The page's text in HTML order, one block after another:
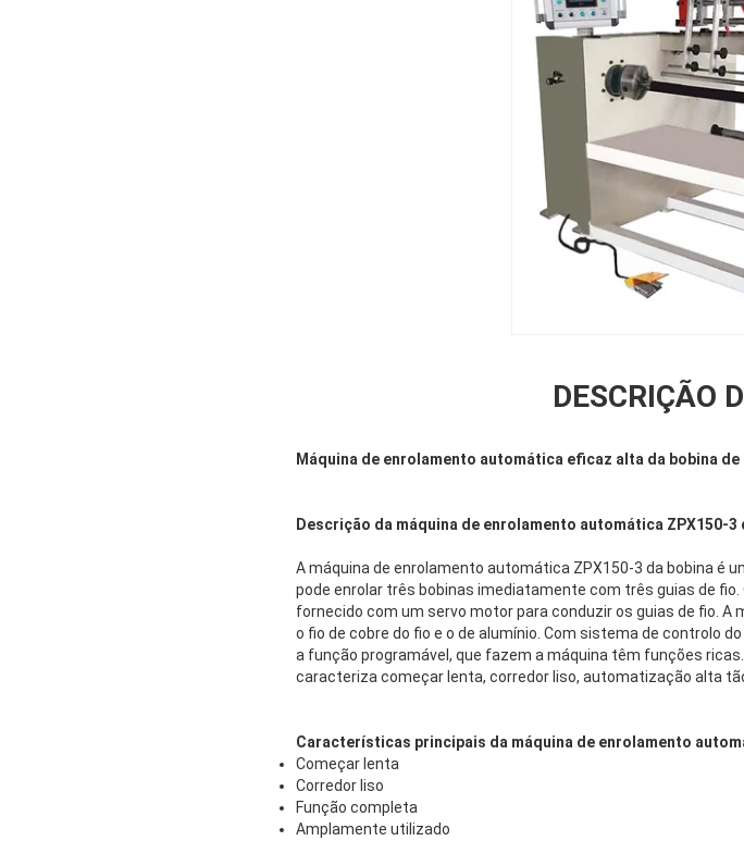
DESCRIÇÃO
Máquina de enrolamento automática eficaz alta da bobina
Descrição da máquina de enrolamento automática ZPX150-3
A máquina de enrolamento automática ZPX150-3 da bobina é
pode enrolar três bobinas imediatamente com três guias de
fornecido com um servo motor para conduzir os guias de fio.
o fio de cobre do fio e o de alumínio. Com sistema de controlo
a função programável, que fazem a máquina têm funções
caracteriza começar lenta, corredor liso, automatização alta
Características principais da máquina de enrolamento
Começar lenta
Corredor liso
Função completa
Amplamente utilizado